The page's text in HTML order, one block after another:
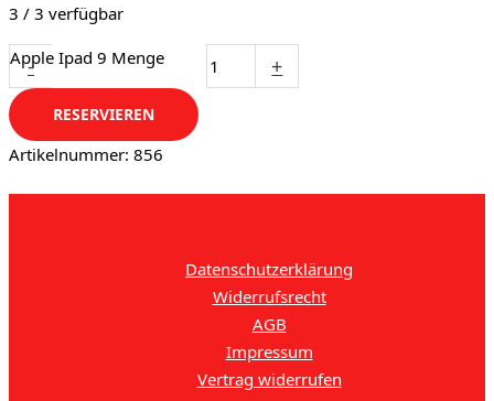
3 / 3 verfügbar
-
Apple Ipad 9 Menge +
RESERVIEREN
Artikelnummer: 856
Datenschutzerklärung
Widerrufsrecht
AGB
Impressum
Vertrag widerrufen